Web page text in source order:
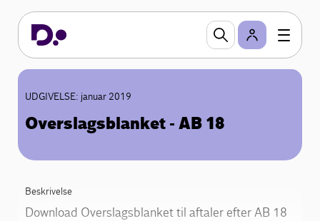
UDGIVELSE: januar 2019
Overslagsblanket - AB 18
Beskrivelse
Download Overslagsblanket til aftaler efter AB 18